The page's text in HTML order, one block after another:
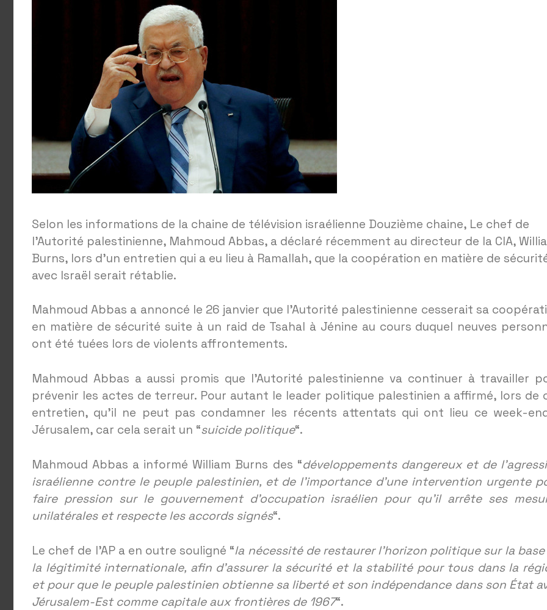
Selon les informations de la chaine de télévision israélienne Douzième chaine, Le chef de
l’Autorité palestinienne, Mahmoud Abbas, a déclaré récemment au directeur de la CIA,
Burns, lors d’un entretien qui a eu lieu à Ramallah, que la coopération en matière de
avec Israël serait rétablie.
Mahmoud Abbas a annoncé le 26 janvier que l’Autorité palestinienne cesserait sa
en matière de sécurité suite à un raid de Tsahal à Jénine au cours duquel neuves
ont été tuées lors de violents affrontements.
Mahmoud Abbas a aussi promis que l’Autorité palestinienne va continuer à travailler
prévenir les actes de terreur. Pour autant le leader politique palestinien a affirmé, lors de
entretien, qu’il ne peut pas condamner les récents attentats qui ont lieu ce week-
Jérusalem, car cela serait un “suicide politique“.
Mahmoud Abbas a informé William Burns des “développements dangereux et de
israélienne contre le peuple palestinien, et de l’importance d’une intervention urgente
faire pression sur le gouvernement d’occupation israélien pour qu’il arrête ses
unilatérales et respecte les accords signés“.
Le chef de l’AP a en outre souligné “la nécessité de restaurer l’horizon politique sur la base
la légitimité internationale, afin d’assurer la sécurité et la stabilité pour tous dans la
et pour que le peuple palestinien obtienne sa liberté et son indépendance dans son État
Jérusalem-Est comme capitale aux frontières de 1967“.